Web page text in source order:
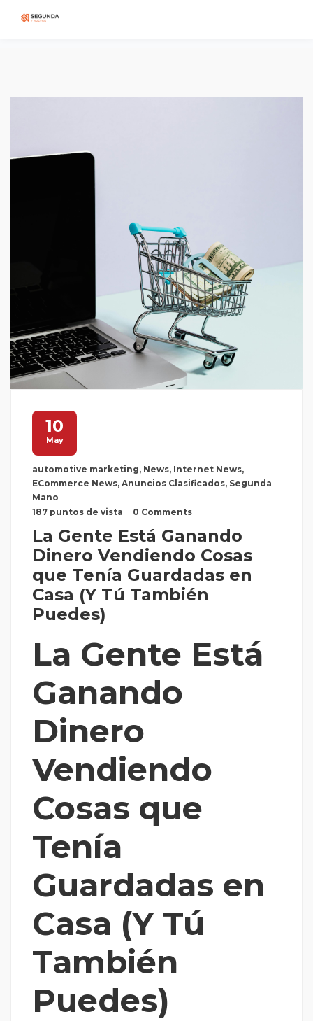
10
May
automotive marketing, News, Internet News,
ECommerce News, Anuncios Clasificados, Segunda
Mano
187 puntos de vista
0 Comments
La Gente Está Ganando
Dinero Vendiendo Cosas
que Tenía Guardadas en
Casa (Y Tú También
Puedes)
La Gente Está
Ganando
Dinero
Vendiendo
Cosas que
Tenía
Guardadas en
Casa (Y Tú
También
Puedes)